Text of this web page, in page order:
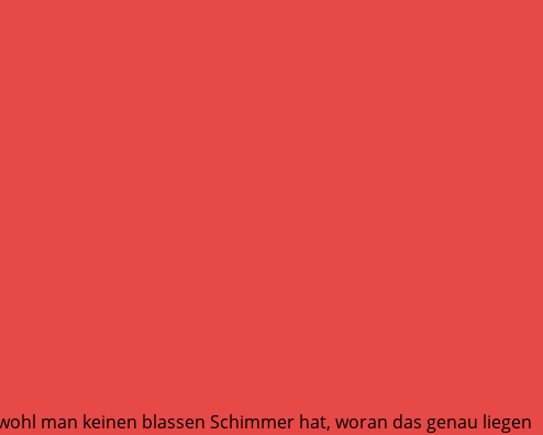
man keinen blassen Schimmer hat, woran das genau liegen